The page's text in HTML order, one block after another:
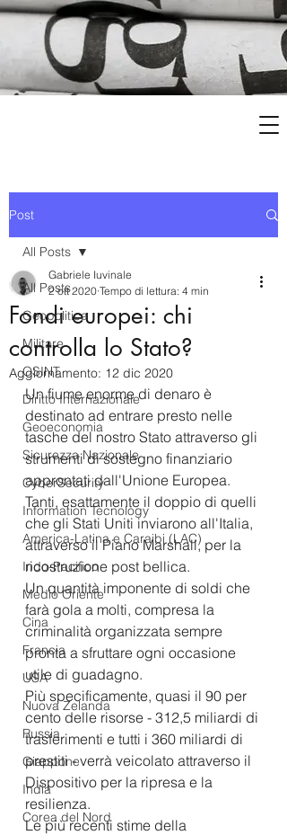
Post
All Posts
Geopolitica
Militare
OSINT
Diritto Internazionale
Geoeconomia
Sicurezza Nazionale
CyberSecurity
Information Tecnology
America-Latina e Caraibi (LAC)
Indo-Pacifico
Medio Oriente
Cina
Francia
USA
Nuova Zelanda
Russia
Giappone
India
Corea del Nord
All Posts
Fondi europei: chi
controlla lo Stato?
Gabriele Iuvinale
2 ott 2020 Tempo di lettura: 4 min
Aggiornamento: 12 dic 2020
Un fiume enorme di denaro è
destinato ad entrare presto nelle
tasche del nostro Stato attraverso gli
strumenti di sostegno finanziario
approntati dall'Unione Europea.
Tanti, esattamente il doppio di quelli
che gli Stati Uniti inviarono all'Italia,
attraverso il Piano Marshall, per la
ricostruzione post bellica.
Un quantità imponente di soldi che
farà gola a molti, compresa la
criminalità organizzata sempre
pronta a sfruttare ogni occasione
utile di guadagno.
Più specificamente, quasi il 90 per
cento delle risorse - 312,5 miliardi di
trasferimenti e tutti i 360 miliardi di
prestiti - verrà veicolato attraverso il
Dispositivo per la ripresa e la
resilienza.
Le più recenti stime della